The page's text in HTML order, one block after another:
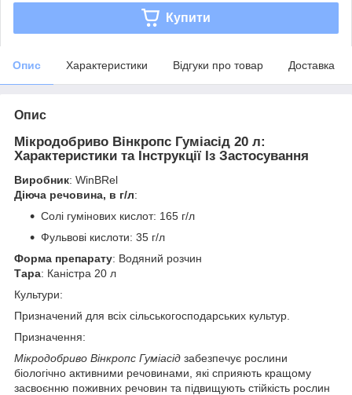
Купити
Опис Характеристики Відгуки про товар Доставка
Опис
Мікродобриво Вінкропс Гуміасід 20 л:
Характеристики та Інструкції Із Застосування
Виробник: WinBRel
Діюча речовина, в г/л:
Солі гумінових кислот: 165 г/л
Фульвові кислоти: 35 г/л
Форма препарату: Водяний розчин
Тара: Каністра 20 л
Культури:
Призначений для всіх сільськогосподарських культур.
Призначення:
Мікродобриво Вінкропс Гуміасід забезпечує рослини
біологічно активними речовинами, які сприяють кращому
засвоєнню поживних речовин та підвищують стійкість рослин